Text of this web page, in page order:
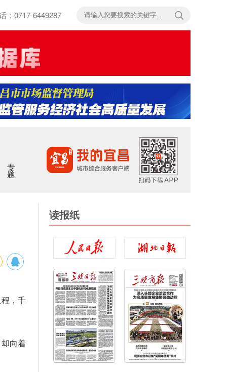
：0717-6449287
专题
，千
向着
读报纸